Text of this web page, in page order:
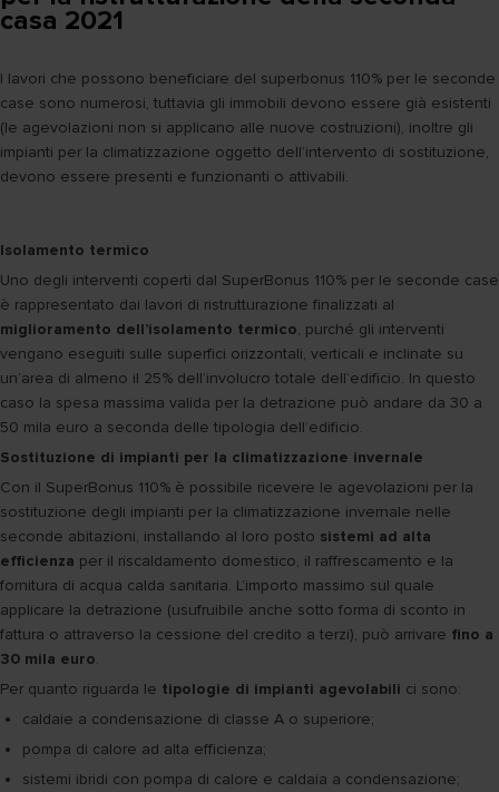
casa 2021
I lavori che possono beneficiare del superbonus 110% per le seconde
case sono numerosi, tuttavia gli immobili devono essere già esistenti
(le agevolazioni non si applicano alle nuove costruzioni), inoltre gli
impianti per la climatizzazione oggetto dell’intervento di sostituzione,
devono essere presenti e funzionanti o attivabili.
Isolamento termico
Uno degli interventi coperti dal SuperBonus 110% per le seconde case
è rappresentato dai lavori di ristrutturazione finalizzati al
miglioramento dell’isolamento termico, purché gli interventi
vengano eseguiti sulle superfici orizzontali, verticali e inclinate su
un’area di almeno il 25% dell’involucro totale dell’edificio. In questo
caso la spesa massima valida per la detrazione può andare da 30 a
50 mila euro a seconda delle tipologia dell’edificio.
Sostituzione di impianti per la climatizzazione invernale
Con il SuperBonus 110% è possibile ricevere le agevolazioni per la
sostituzione degli impianti per la climatizzazione invernale nelle
seconde abitazioni, installando al loro posto sistemi ad alta
efficienza per il riscaldamento domestico, il raffrescamento e la
fornitura di acqua calda sanitaria. L’importo massimo sul quale
applicare la detrazione (usufruibile anche sotto forma di sconto in
fattura o attraverso la cessione del credito a terzi), può arrivare fino a
30 mila euro.
Per quanto riguarda le tipologie di impianti agevolabili ci sono:
caldaie a condensazione di classe A o superiore;
pompa di calore ad alta efficienza;
sistemi ibridi con pompa di calore e caldaia a condensazione;